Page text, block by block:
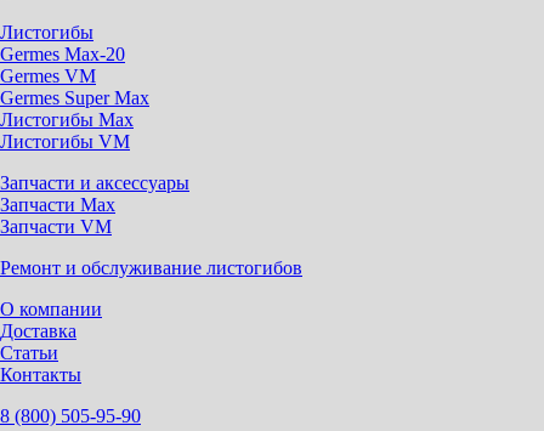
Листогибы
Germes Max-20
Germes VM
Germes Super Max
Листогибы Max
Листогибы VM
Запчасти и аксессуары
Запчасти Max
Запчасти VM
Ремонт и обслуживание листогибов
О компании
Доставка
Статьи
Контакты
8 (800) 505-95-90